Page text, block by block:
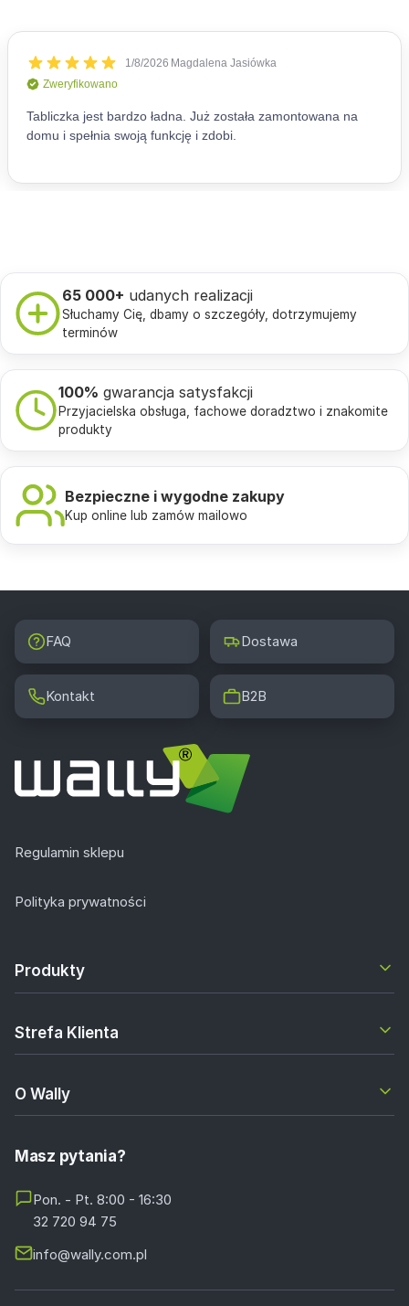
65 000+ udanych realizacji
Słuchamy Cię, dbamy o szczegóły, dotrzymujemy
terminów
100% gwarancja satysfakcji
Przyjacielska obsługa, fachowe doradztwo i znakomite
produkty
Bezpieczne i wygodne zakupy
Kup online lub zamów mailowo
FAQ Dostawa
Kontakt B2B
Regulamin sklepu
Polityka prywatności
Produkty
Strefa Klienta
O Wally
Masz pytania?
Pon. - Pt. 8:00 - 16:30
32 720 94 75
info@wally.com.pl